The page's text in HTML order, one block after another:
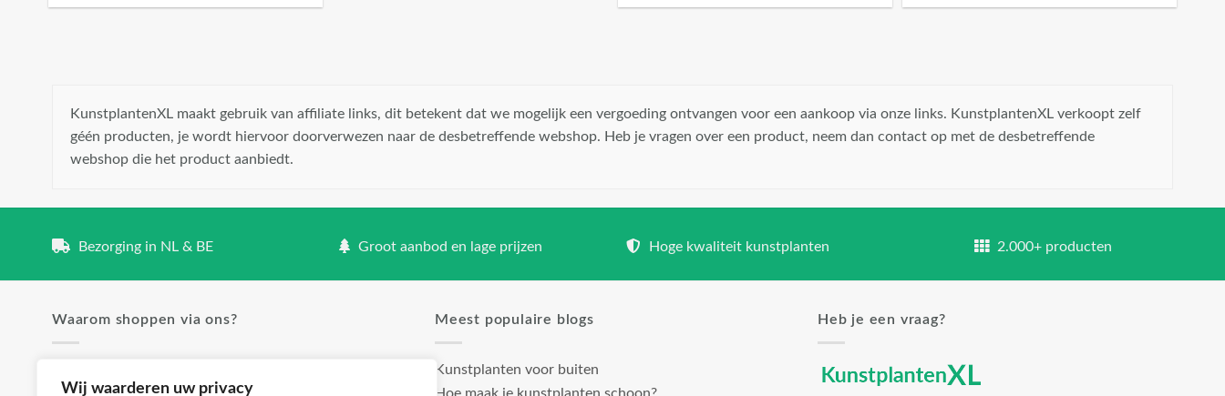
Wij waarderen uw privacy
KunstplantenXL maakt gebruik van affiliate links, dit betekent dat we mogelijk een vergoeding ontvangen voor een aankoop via onze links. KunstplantenXL verkoopt zelf
géén producten, je wordt hiervoor doorverwezen naar de desbetreffende webshop. Heb je vragen over een product, neem dan contact op met de desbetreffende
webshop die het product aanbiedt.
Bezorging in NL & BE Groot aanbod en lage prijzen Hoge kwaliteit kunstplanten 2.000+ producten
Waarom shoppen via ons?
✓ Klanttevredenheid staat voorop
Meest populaire blogs
Kunstplanten voor buiten
Heb je een vraag?